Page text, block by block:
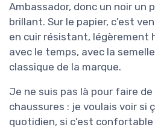
Ambassador, donc un noir un
brillant. Sur le papier, c’est
en cuir résistant, légèrement
avec le temps, avec la
classique de la marque.
Je ne suis pas là pour faire
chaussures : je voulais voir si
quotidien, si c’est